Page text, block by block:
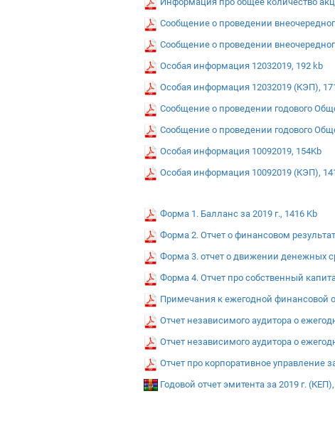
Сообщение о проведении
Сообщение о проведении
Особая информация 12032019, 192 kb
Особая информация 12032019 (КЭП),
Сообщение о проведении годового
Сообщение о проведении годового
Особая информация 10092019, 154Kb
Особая информация 10092019 (КЭП),
Форма 1. Балланс за 2019 г., 1416 Kb
Форма 2. Отчет о финансовом
Форма 3. отчет о движении денежных
Форма 4. Отчет про собственный
Примечания к ежегодной финансовой
Отчет независимого аудитора о
Отчет независимого аудитора о
Отчет про корпоративное управление
Годовой отчет эмитента за 2019 г.